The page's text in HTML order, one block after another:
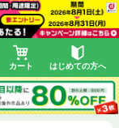
カート はじめての方へ